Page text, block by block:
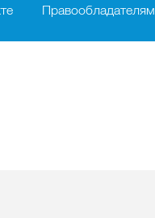
Правообладателям